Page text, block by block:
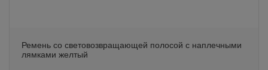
Ремень со световозвращающей полосой с наплечными
лямками желтый